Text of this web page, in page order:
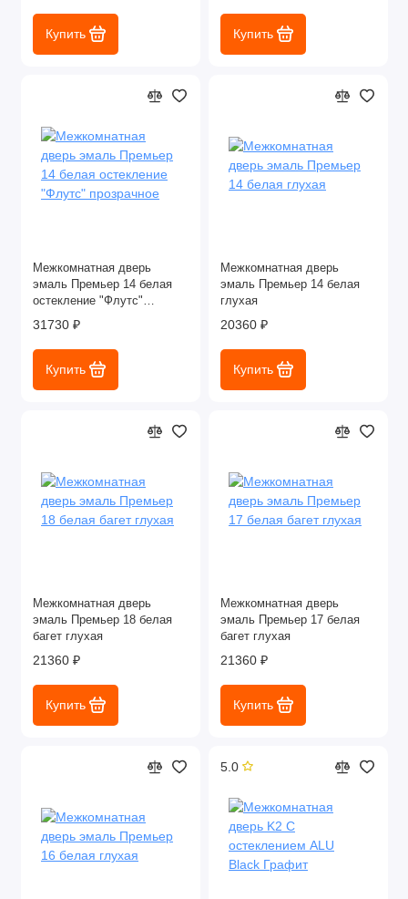
Купить Купить
Межкомнатная дверь
эмаль Премьер 14 белая
остекление "Флутс"
прозрачное
31730 ₽
Купить
Межкомнатная дверь
эмаль Премьер 14 белая
глухая
20360 ₽
Купить
Межкомнатная дверь
эмаль Премьер 18 белая
багет глухая
21360 ₽
Купить
Межкомнатная дверь
эмаль Премьер 17 белая
багет глухая
21360 ₽
Купить
5.0